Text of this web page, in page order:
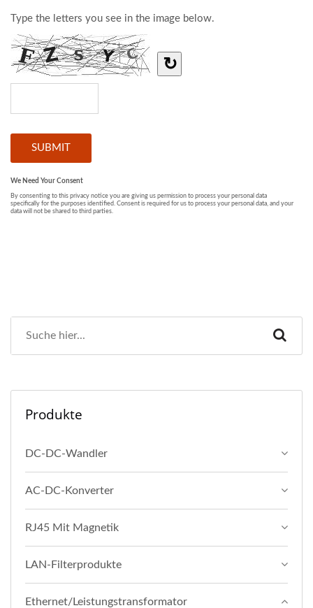
Produkte
DC-DC-Wandler
AC-DC-Konverter
RJ45 Mit Magnetik
LAN-Filterprodukte
Ethernet/Leistungstransformator